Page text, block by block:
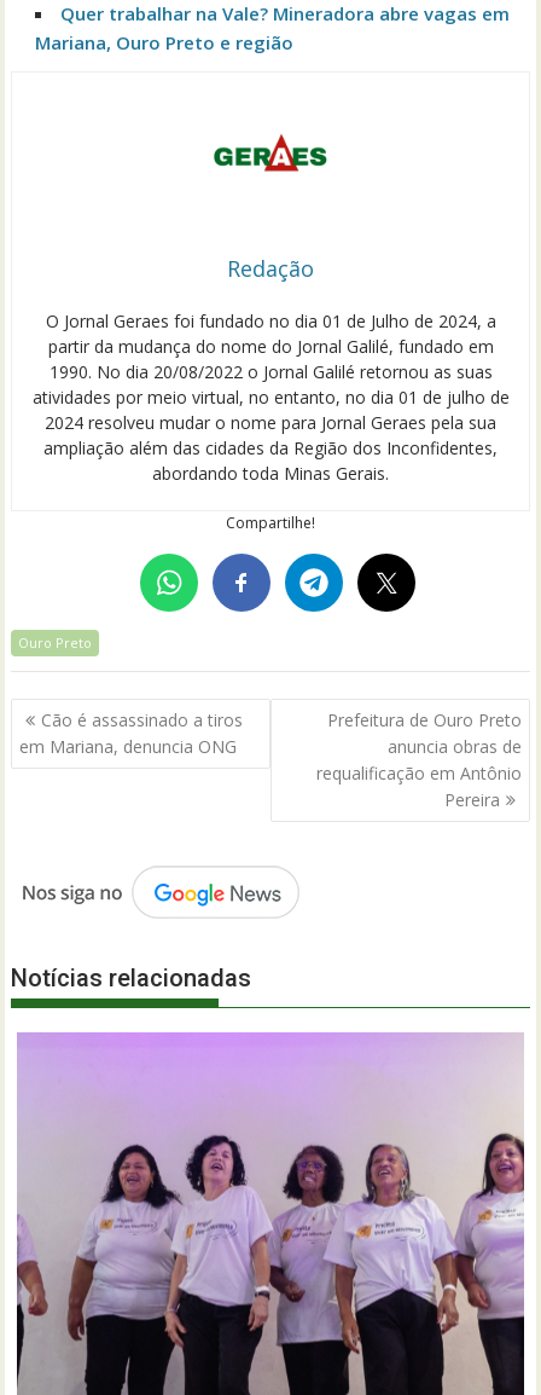
Quer trabalhar na Vale? Mineradora abre vagas em
Mariana, Ouro Preto e região
Redação
O Jornal Geraes foi fundado no dia 01 de Julho de 2024, a
partir da mudança do nome do Jornal Galilé, fundado em
1990. No dia 20/08/2022 o Jornal Galilé retornou as suas
atividades por meio virtual, no entanto, no dia 01 de julho de
2024 resolveu mudar o nome para Jornal Geraes pela sua
ampliação além das cidades da Região dos Inconfidentes,
abordando toda Minas Gerais.
Compartilhe!
Ouro Preto
Navegação
de
Post
Cão é assassinado a tiros
em Mariana, denuncia ONG
Prefeitura de Ouro Preto
anuncia obras de
requalificação em Antônio
Pereira
Notícias relacionadas